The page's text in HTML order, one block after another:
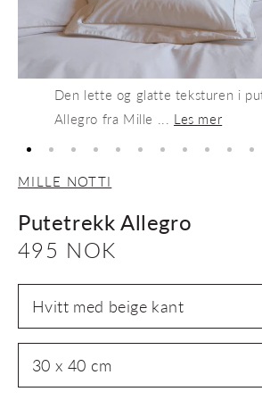
Den lette og glatte teksturen i
Allegro fra Mille ... Les mer
MILLE NOTTI
Putetrekk Allegro
Vanlig
pris
495 NOK